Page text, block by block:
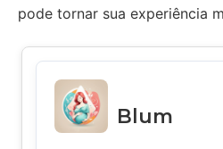
pode tornar sua experiência
Blum